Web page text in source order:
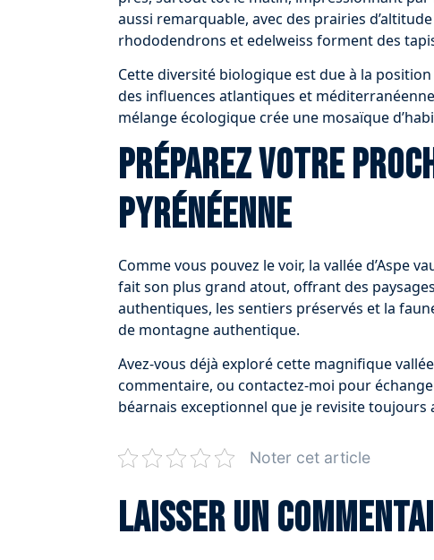
aussi remarquable, avec des prairies
rhododendrons et edelweiss forment des
Cette diversité biologique est due à la
des influences atlantiques et
mélange écologique crée une mosaïque
Préparez votre
pyrénéenne
Comme vous pouvez le voir, la vallée d’Aspe
fait son plus grand atout, offrant des
authentiques, les sentiers préservés et la
de montagne authentique.
Avez-vous déjà exploré cette magnifique
commentaire, ou contactez-moi pour
béarnais exceptionnel que je revisite toujours
Noter cet article
Laisser un